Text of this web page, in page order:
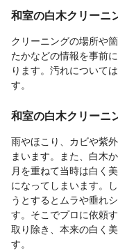
和室の白木クリーニ
クリーニングの場所や
たかなどの情報を事前
ります。汚れについて
す。
和室の白木クリーニ
雨やほこり、カビや紫
まいます。また、白木
月を重ねて当時は白く
になってしまいます。
うとするとムラや垂れ
す。そこでプロに依頼
取り除き、本来の白く
す。